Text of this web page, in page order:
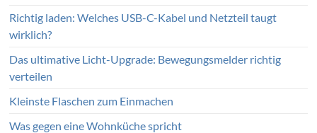
Richtig laden: Welches USB-C-Kabel und Netzteil taugt
wirklich?
Das ultimative Licht-Upgrade: Bewegungsmelder richtig
verteilen
Kleinste Flaschen zum Einmachen
Was gegen eine Wohnküche spricht